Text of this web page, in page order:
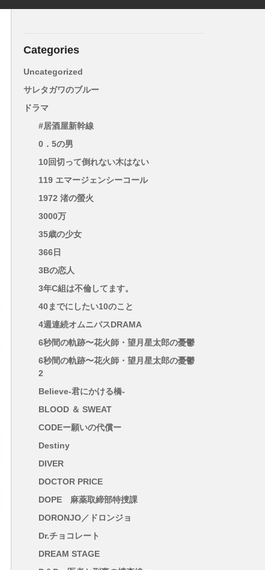
Categories
Uncategorized
サレタガワのブルー
ドラマ
#居酒屋新幹線
0．5の男
10回切って倒れない木はない
119 エマージェンシーコール
1972 渚の螢火
3000万
35歳の少女
366日
3Bの恋人
3年C組は不倫してます。
40までにしたい10のこと
4週連続オムニバスDRAMA
6秒間の軌跡〜花火師・望月星太郎の憂鬱
6秒間の軌跡〜花火師・望月星太郎の憂鬱
2
Believe-君にかける橋-
BLOOD ＆ SWEAT
CODEー願いの代償ー
Destiny
DIVER
DOCTOR PRICE
DOPE 麻薬取締部特捜課
DORONJO／ドロンジョ
Dr.チョコレート
DREAM STAGE